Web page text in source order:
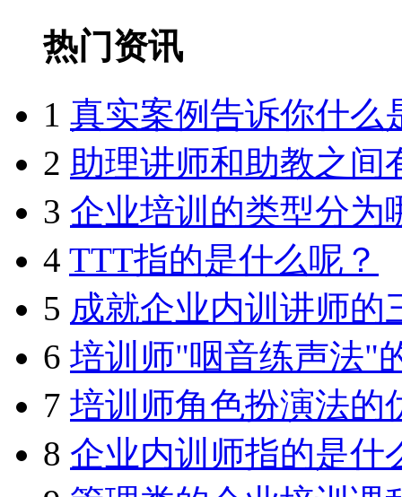
热门资讯
1 真实案例告诉你什么
2 助理讲师和助教之间
3 企业培训的类型分为
4 TTT指的是什么呢？
5 成就企业内训讲师的
6 培训师"咽音练声法"
7 培训师角色扮演法的
8 企业内训师指的是什